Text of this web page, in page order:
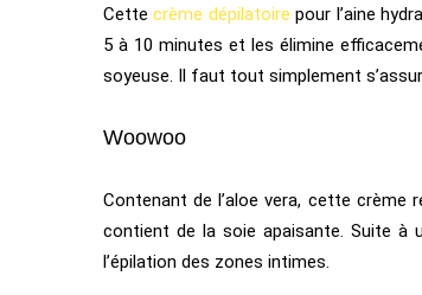
Cettecrème dépilatoire pour l’aine
5 à 10 minutes et les élimine
soyeuse. Il faut tout simplement
Woowoo
Contenant de l’aloe vera, cette crème
contient de la soie apaisante. Suite
l’épilation des zones intimes.